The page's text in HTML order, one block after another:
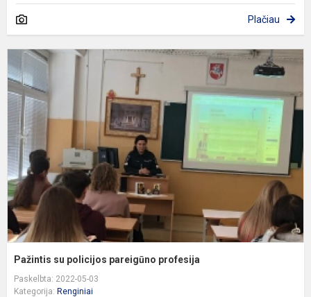
Plačiau
Pažintis su policijos pareigūno profesija
Paskelbta: 2022-05-03
Kategorija: Renginiai